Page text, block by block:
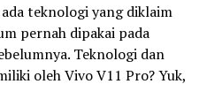
teknologi yang diklaim
pernah dipakai pada
Teknologi dan
oleh Vivo V11 Pro? Yuk,